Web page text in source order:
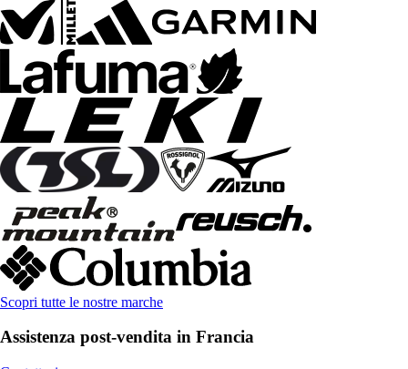
Scopri tutte le nostre marche
Assistenza post-vendita in Francia